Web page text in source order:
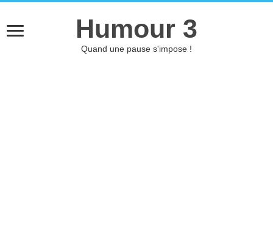
Humour 3
Quand une pause s'impose !